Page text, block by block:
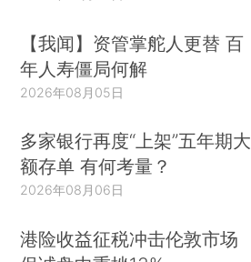
【我闻】资管掌舵人更替 百
年人寿僵局何解
2026年08月05日
多家银行再度“上架”五年期大
额存单 有何考量？
2026年08月06日
港险收益征税冲击伦敦市场